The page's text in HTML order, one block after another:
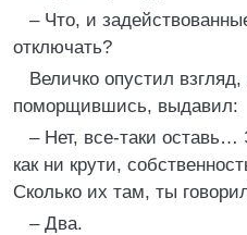
– Что, и
отключать?
Величко опустил
поморщившись, выдавил:
– Нет, все-таки
как ни крути,
Сколько их там, ты
– Два.